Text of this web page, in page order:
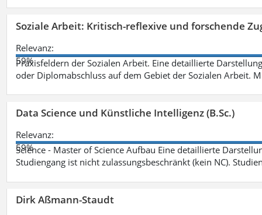
Soziale Arbeit: Kritisch-reflexive und forschende
Relevanz:
59%
Praxisfeldern der Sozialen Arbeit. Eine detaillierte
oder Diplomabschluss auf dem Gebiet der Sozialen Arbeit.
Data Science und Künstliche Intelligenz (B.Sc.)
Relevanz:
59%
Science - Master of Science Aufbau Eine detaillierte
Studiengang ist nicht zulassungsbeschränkt (kein NC).
Dirk Aßmann-Staudt